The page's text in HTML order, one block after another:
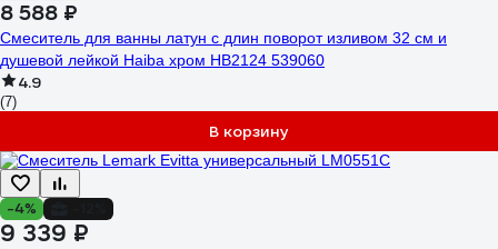
8 588 ₽
Смеситель для ванны латун с длин поворот изливом 32 см и
душевой лейкой Haiba хром HB2124 539060
4.9
(7)
В корзину
-4%
9 339 ₽